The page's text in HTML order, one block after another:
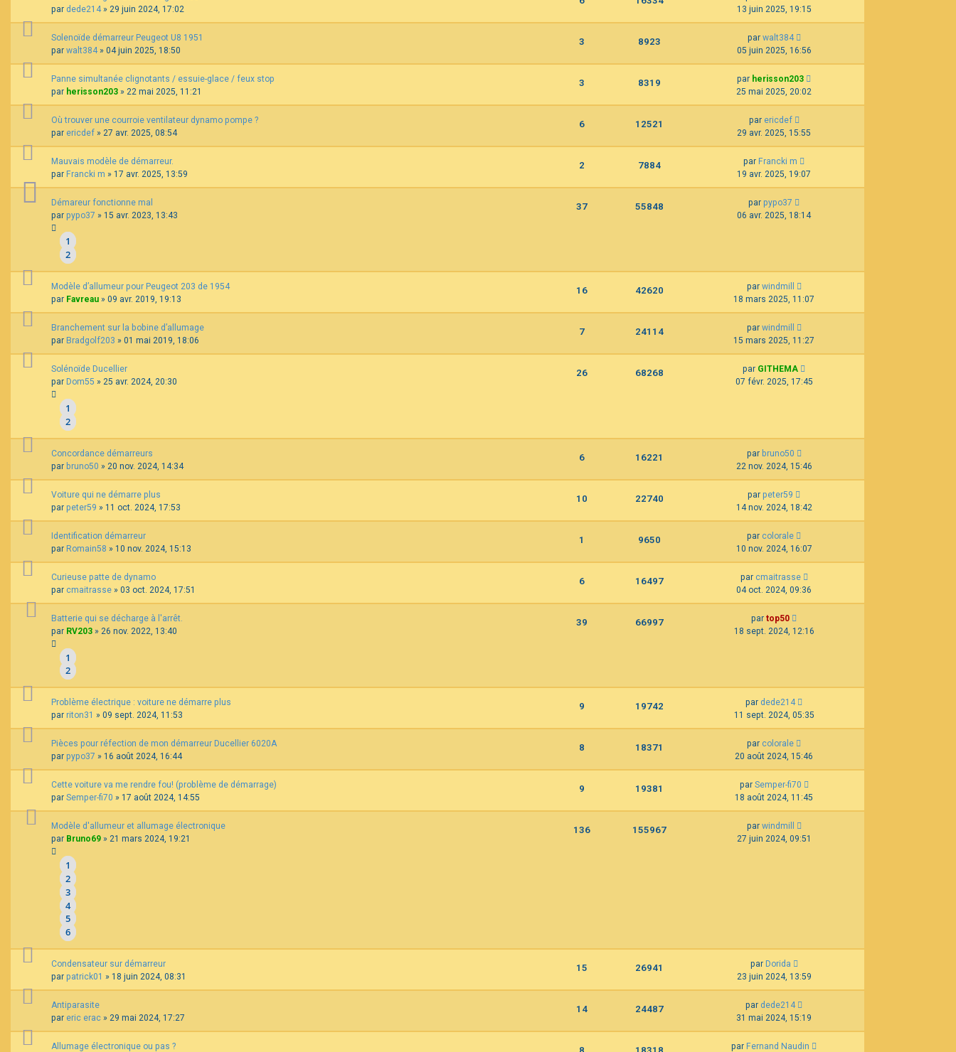
par dede214» 29 juin 2024, 17:02
13 juin 2025, 19:15
Solenoïde démarreur Peugeot U8 1951
par walt384» 04 juin 2025, 18:50
3 8923 par walt384
05 juin 2025, 16:56
Panne simultanée clignotants / essuie-glace / feux stop
par herisson203 » 22 mai 2025, 11:21
3 8319 par herisson203
25 mai 2025, 20:02
Où trouver une courroie ventilateur dynamo pompe ?
par ericdef » 27 avr. 2025, 08:54
6 12521 par ericdef
29 avr. 2025, 15:55
Mauvais modèle de démarreur.
par Francki m » 17 avr. 2025, 13:59
2 7884 par Francki m
19 avr. 2025, 19:07
Démareur fonctionne mal
par pypo37 » 15 avr. 2023, 13:43
1
2
37 55848 par pypo37
06 avr. 2025, 18:14
Modèle d’allumeur pour Peugeot 203 de 1954
par Favreau » 09 avr. 2019, 19:13
16 42620 par windmill
18 mars 2025, 11:07
Branchement sur la bobine d’allumage
par Bradgolf203 » 01 mai 2019, 18:06
7 24114 par windmill
15 mars 2025, 11:27
Solénoïde Ducellier
par Dom55 » 25 avr. 2024, 20:30
1
2
26 68268 par GITHEMA
07 févr. 2025, 17:45
Concordance démarreurs
par bruno50 » 20 nov. 2024, 14:34
6 16221 par bruno50
22 nov. 2024, 15:46
Voiture qui ne démarre plus
par peter59 » 11 oct. 2024, 17:53
10 22740 par peter59
14 nov. 2024, 18:42
Identification démarreur
par Romain58 » 10 nov. 2024, 15:13
1 9650 par colorale
10 nov. 2024, 16:07
Curieuse patte de dynamo
par cmaitrasse » 03 oct. 2024, 17:51
6 16497 par cmaitrasse
04 oct. 2024, 09:36
Batterie qui se décharge à l'arrêt.
par RV203 » 26 nov. 2022, 13:40
1
2
39 66997 par top50
18 sept. 2024, 12:16
Problème électrique : voiture ne démarre plus
par riton31 » 09 sept. 2024, 11:53
9 19742 par dede214
11 sept. 2024, 05:35
Pièces pour réfection de mon démarreur Ducellier 6020A
par pypo37 » 16 août 2024, 16:44
8 18371 par colorale
20 août 2024, 15:46
Cette voiture va me rendre fou! (problème de démarrage)
par Semper-fi70 » 17 août 2024, 14:55
9 19381 par Semper-fi70
18 août 2024, 11:45
Modèle d'allumeur et allumage électronique
par Bruno69 » 21 mars 2024, 19:21
1
2
3
4
5
6
136 155967 par windmill
27 juin 2024, 09:51
Condensateur sur démarreur
par patrick01 » 18 juin 2024, 08:31
15 26941 par Dorida
23 juin 2024, 13:59
Antiparasite
par eric erac » 29 mai 2024, 17:27
14 24487 par dede214
31 mai 2024, 15:19
Allumage électronique ou pas ? par Fernand Naudin